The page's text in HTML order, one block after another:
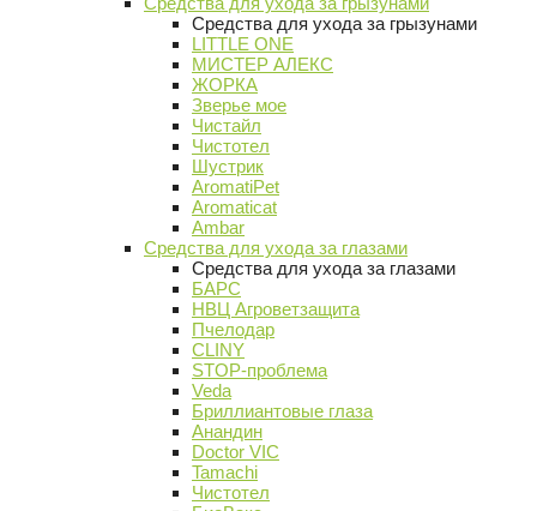
Средства для ухода за грызунами
LITTLE ONE
МИСТЕР АЛЕКС
ЖОРКА
Зверье мое
Чистайл
Чистотел
Шустрик
AromatiPet
Aromaticat
Ambar
Средства для ухода за глазами
Средства для ухода за глазами
БАРС
НВЦ Агроветзащита
Пчелодар
CLINY
STOP-проблема
Veda
Бриллиантовые глаза
Анандин
Doctor VIC
Tamachi
Чистотел